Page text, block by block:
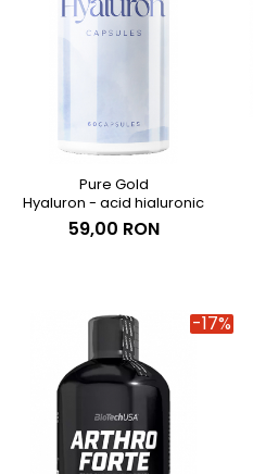
Pure Gold
Hyaluron - acid hialuronic
59,00 RON
-17%